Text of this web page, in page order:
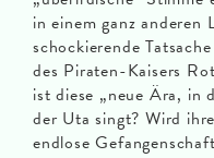
in einem ganz
schockierende
des Piraten-Kaisers
ist diese „neue Ära, in
der Uta singt? Wird
endlose